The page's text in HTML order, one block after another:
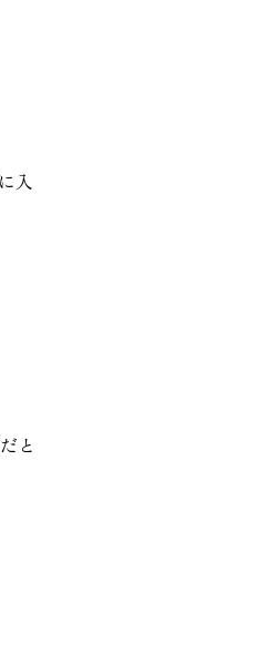
入
と